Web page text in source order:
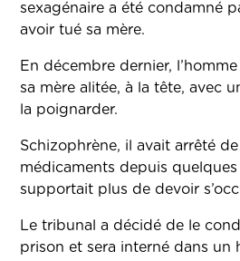
sexagénaire a été condamné
avoir tué sa mère.
En décembre dernier,
sa mère alitée, à la tête, avec
la poignarder.
Schizophrène, il avait arrêté
médicaments depuis quelques
supportait plus de devoir
Le tribunal a décidé de le
prison et sera interné dans un